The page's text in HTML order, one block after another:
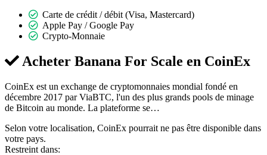
Carte de crédit / débit (Visa, Mastercard)
Apple Pay / Google Pay
Crypto-Monnaie
Acheter Banana For Scale en CoinEx
CoinEx est un exchange de cryptomonnaies mondial fondé en
décembre 2017 par ViaBTC, l'un des plus grands pools de minage
de Bitcoin au monde. La plateforme se…
Selon votre localisation, CoinEx pourrait ne pas être disponible dans
votre pays.
Restreint dans: